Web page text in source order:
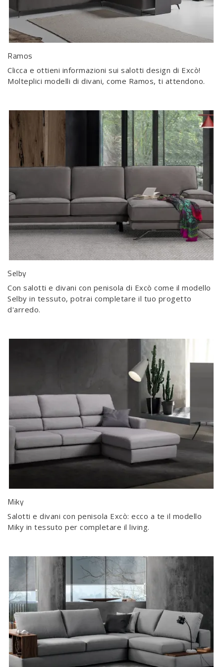
Ramos
Clicca e ottieni informazioni sui salotti design di Excò!
Molteplici modelli di divani, come Ramos, ti attendono.
Selby
Con salotti e divani con penisola di Excò come il modello
Selby in tessuto, potrai completare il tuo progetto
d'arredo.
Miky
Salotti e divani con penisola Excò: ecco a te il modello
Miky in tessuto per completare il living.